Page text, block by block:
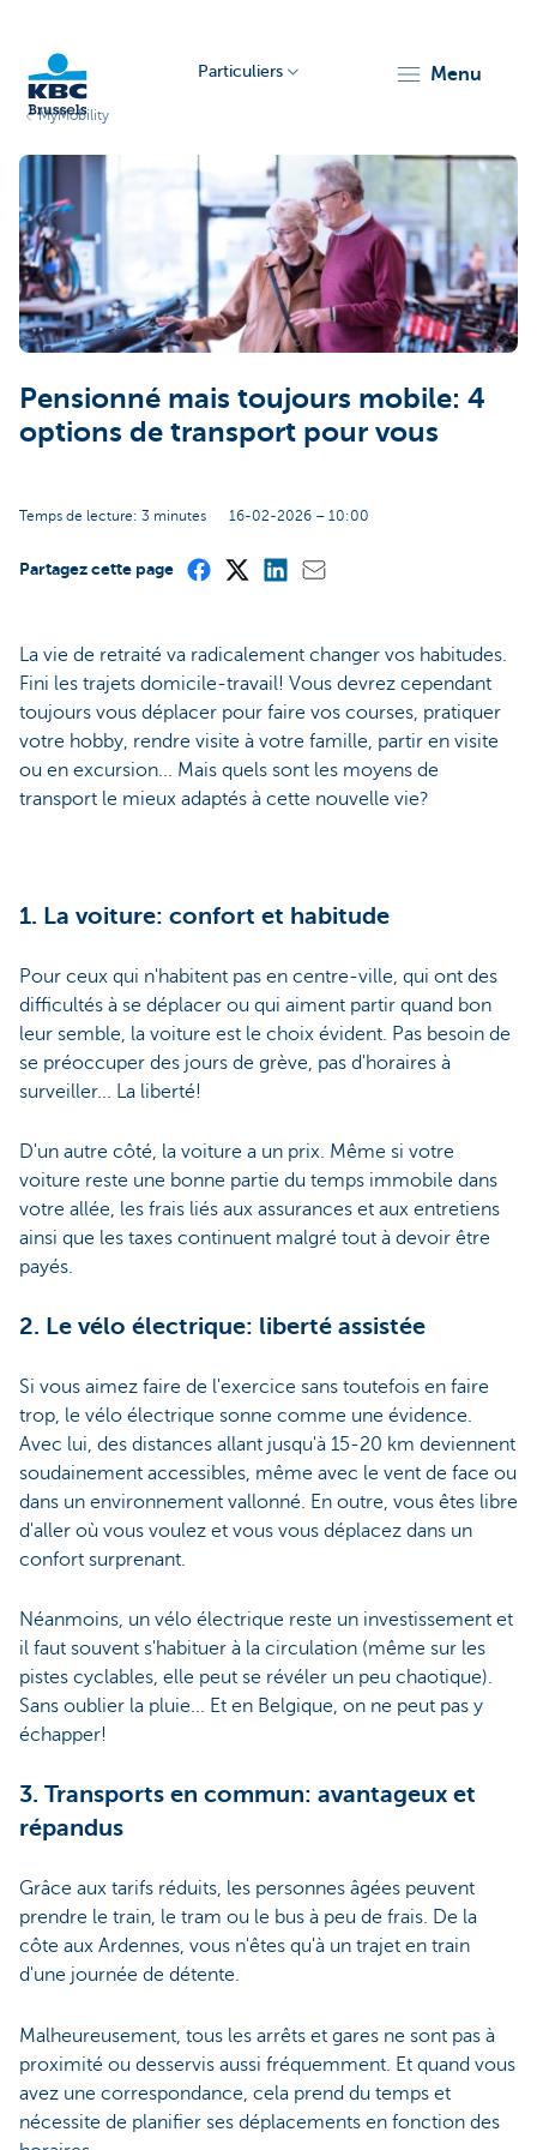
Brussels
Particuliers menu
MyMobility
Pensionné mais toujours mobile: 4
options de transport pour vous
Temps de lecture: 3 minutes 16-02-2026 – 10:00
Partagez cette page
La vie de retraité va radicalement changer vos habitudes.
Fini les trajets domicile-travail! Vous devrez cependant
toujours vous déplacer pour faire vos courses, pratiquer
votre hobby, rendre visite à votre famille, partir en visite
ou en excursion... Mais quels sont les moyens de
transport le mieux adaptés à cette nouvelle vie?
1. La voiture: confort et habitude
Pour ceux qui n'habitent pas en centre-ville, qui ont des
difficultés à se déplacer ou qui aiment partir quand bon
leur semble, la voiture est le choix évident. Pas besoin de
se préoccuper des jours de grève, pas d'horaires à
surveiller... La liberté!
D'un autre côté, la voiture a un prix. Même si votre
voiture reste une bonne partie du temps immobile dans
votre allée, les frais liés aux assurances et aux entretiens
ainsi que les taxes continuent malgré tout à devoir être
payés.
2. Le vélo électrique: liberté assistée
Si vous aimez faire de l'exercice sans toutefois en faire
trop, le vélo électrique sonne comme une évidence.
Avec lui, des distances allant jusqu'à 15-20 km deviennent
soudainement accessibles, même avec le vent de face ou
dans un environnement vallonné. En outre, vous êtes libre
d'aller où vous voulez et vous vous déplacez dans un
confort surprenant.
Néanmoins, un vélo électrique reste un investissement et
il faut souvent s'habituer à la circulation (même sur les
pistes cyclables, elle peut se révéler un peu chaotique).
Sans oublier la pluie... Et en Belgique, on ne peut pas y
échapper!
3. Transports en commun: avantageux et
répandus
Grâce aux tarifs réduits, les personnes âgées peuvent
prendre le train, le tram ou le bus à peu de frais. De la
côte aux Ardennes, vous n'êtes qu'à un trajet en train
d'une journée de détente.
Malheureusement, tous les arrêts et gares ne sont pas à
proximité ou desservis aussi fréquemment. Et quand vous
avez une correspondance, cela prend du temps et
nécessite de planifier ses déplacements en fonction des